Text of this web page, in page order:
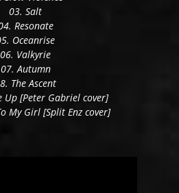
03. Salt
Resonate
Oceanrise
06. Valkyrie
07. Autumn
The Ascent
Up [Peter Gabriel cover]
My Girl [Split Enz cover]